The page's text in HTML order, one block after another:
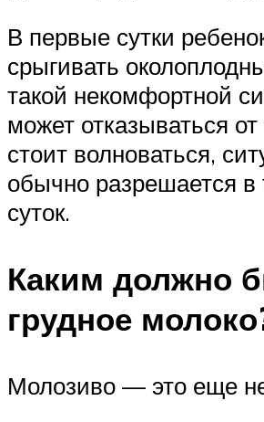
В первые сутки
срыгивать
такой некомфортной
может отказываться
стоит волноваться,
обычно разрешается в
суток.
Каким должно
грудное
Молозиво — это еще